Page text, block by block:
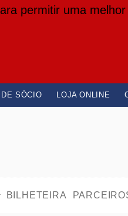
permitir uma
DE SÓCIO LOJA ONLINE
BILHETEIRA